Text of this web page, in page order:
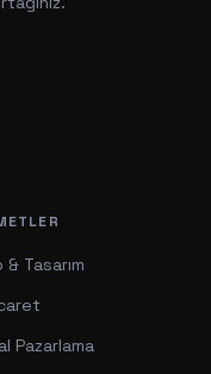
& Tasarım
Pazarlama